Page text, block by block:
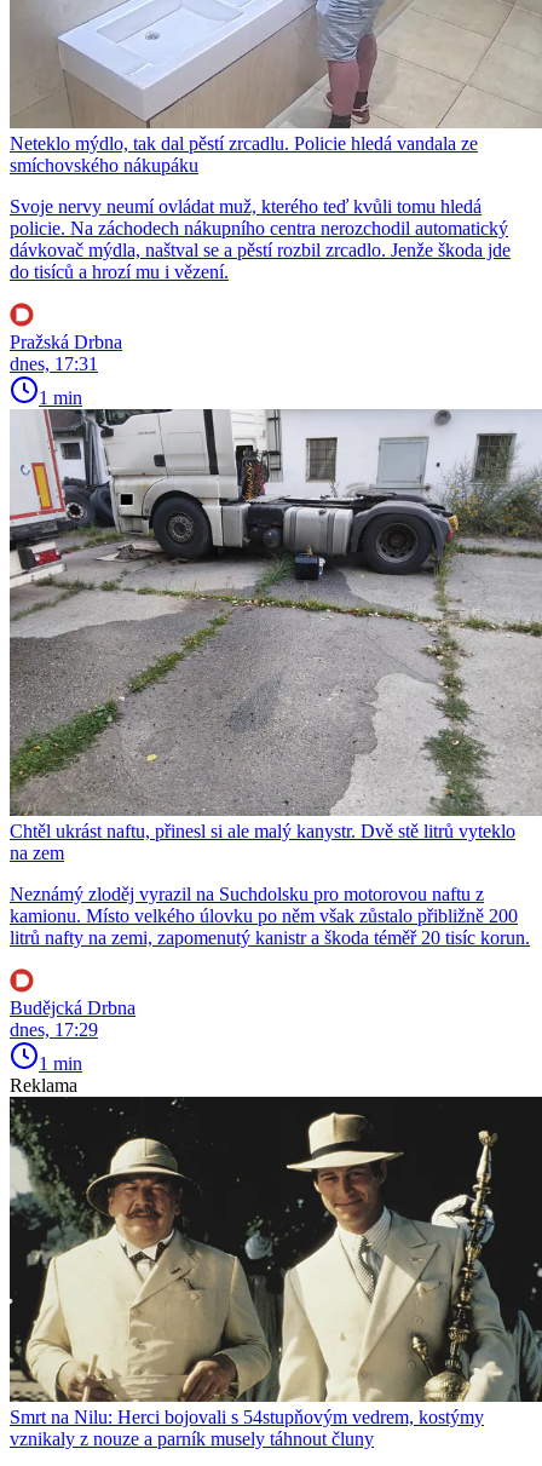
Neteklo mýdlo, tak dal pěstí zrcadlu. Policie hledá vandala ze
smíchovského nákupáku
Svoje nervy neumí ovládat muž, kterého teď kvůli tomu hledá
policie. Na záchodech nákupního centra nerozchodil automatický
dávkovač mýdla, naštval se a pěstí rozbil zrcadlo. Jenže škoda jde
do tisíců a hrozí mu i vězení.
Pražská Drbna
dnes, 17:31
1 min
Chtěl ukrást naftu, přinesl si ale malý kanystr. Dvě stě litrů vyteklo
na zem
Neznámý zloděj vyrazil na Suchdolsku pro motorovou naftu z
kamionu. Místo velkého úlovku po něm však zůstalo přibližně 200
litrů nafty na zemi, zapomenutý kanistr a škoda téměř 20 tisíc korun.
Budějcká Drbna
dnes, 17:29
1 min
Reklama
Smrt na Nilu: Herci bojovali s 54stupňovým vedrem, kostýmy
vznikaly z nouze a parník musely táhnout čluny